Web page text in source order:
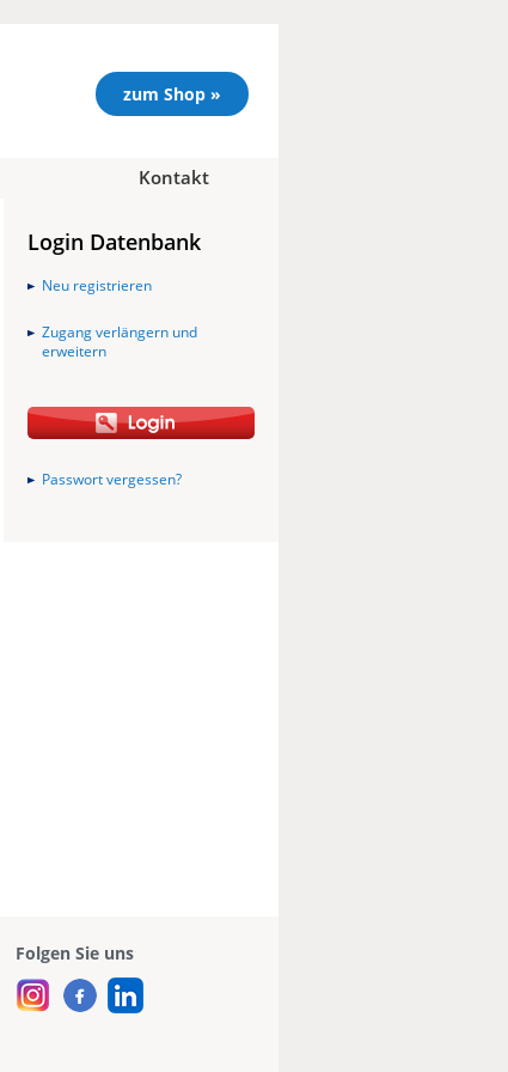
zum Shop »
Kontakt
Login Datenbank
Neu registrieren
Zugang verlängern und
erweitern
Passwort vergessen?
Folgen Sie uns